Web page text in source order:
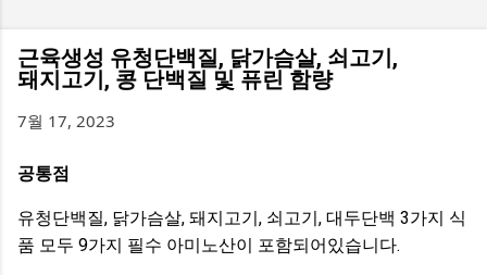
근육생성 유청단백질, 닭가슴살, 쇠고기,
돼지고기, 콩 단백질 및 퓨린 함량
7월 17, 2023
공통점
유청단백질, 닭가슴살, 돼지고기, 쇠고기, 대두단백 3가지 식
품 모두 9가지 필수 아미노산이 포함되어있습니다.